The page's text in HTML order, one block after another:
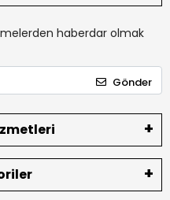
haberdar olmak
Gönder